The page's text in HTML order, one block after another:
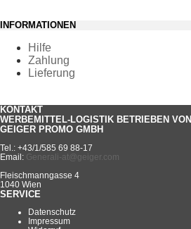
INFORMATIONEN
Hilfe
Zahlung
Lieferung
KONTAKT
WERBEMITTEL-LOGISTIK BETRIEBEN VON
GEIGER PROMO GMBH
Tel.: +43/1/585 69 88-17
Email: Generali-at@geiger.com
Fleischmanngasse 4
1040 Wien
SERVICE
Datenschutz
Impressum